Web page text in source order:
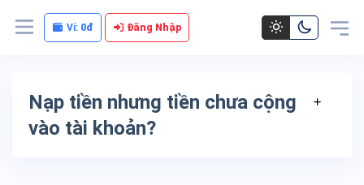
Ví: 0đ Đăng Nhập
Nạp tiền nhưng tiền chưa cộng
vào tài khoản?